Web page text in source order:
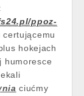
ppoz-
hokejach
humoresce
ciućmy